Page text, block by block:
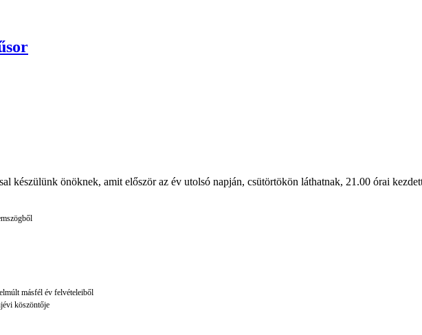
készülünk önöknek, amit először az év utolsó napján, csütörtökön láthatnak, 21.00 órai
másfél év felvételeiből
köszöntője